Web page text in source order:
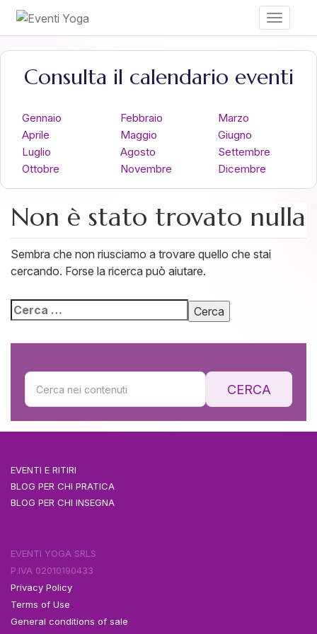
Toggle
Consulta il calendario eventi
Gennaio Febbraio
Marzo
Aprile
Maggio
Giugno
Luglio
Agosto
Settembre
Ottobre
Novembre Dicembre
Non è stato trovato nulla
Sembra che non riusciamo a trovare quello che stai
cercando. Forse la ricerca può aiutare.
CERCA
EVENTI E RITIRI
BLOG PER CHI PRATICA
BLOG PER CHI INSEGNA
EVENTI YOGA SRLS
P.IVA 02010190433
Privacy Policy
Terms of Use
General conditions of sale